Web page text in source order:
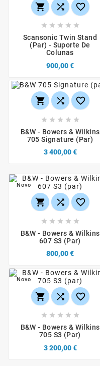
  
    
Scansonic Twin Stand
(par) - Suporte De
Colunas
900,00 €
  
    
B&W - Bowers & Wilkins
705 Signature (par)
3 400,00 €
Novo
  
    
B&W - Bowers & Wilkins
607 S3 (par)
800,00 €
Novo
  
    
B&W - Bowers & Wilkins
705 S3 (par)
3 200,00 €